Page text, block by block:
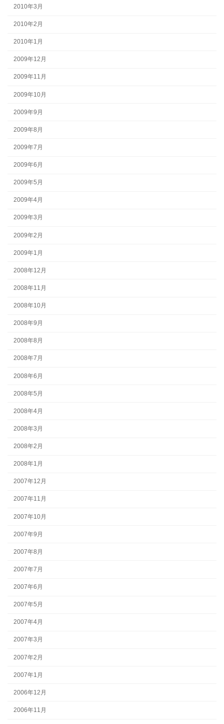
2010年3月
2010年2月
2010年1月
2009年12月
2009年11月
2009年10月
2009年9月
2009年8月
2009年7月
2009年6月
2009年5月
2009年4月
2009年3月
2009年2月
2009年1月
2008年12月
2008年11月
2008年10月
2008年9月
2008年8月
2008年7月
2008年6月
2008年5月
2008年4月
2008年3月
2008年2月
2008年1月
2007年12月
2007年11月
2007年10月
2007年9月
2007年8月
2007年7月
2007年6月
2007年5月
2007年4月
2007年3月
2007年2月
2007年1月
2006年12月
2006年11月